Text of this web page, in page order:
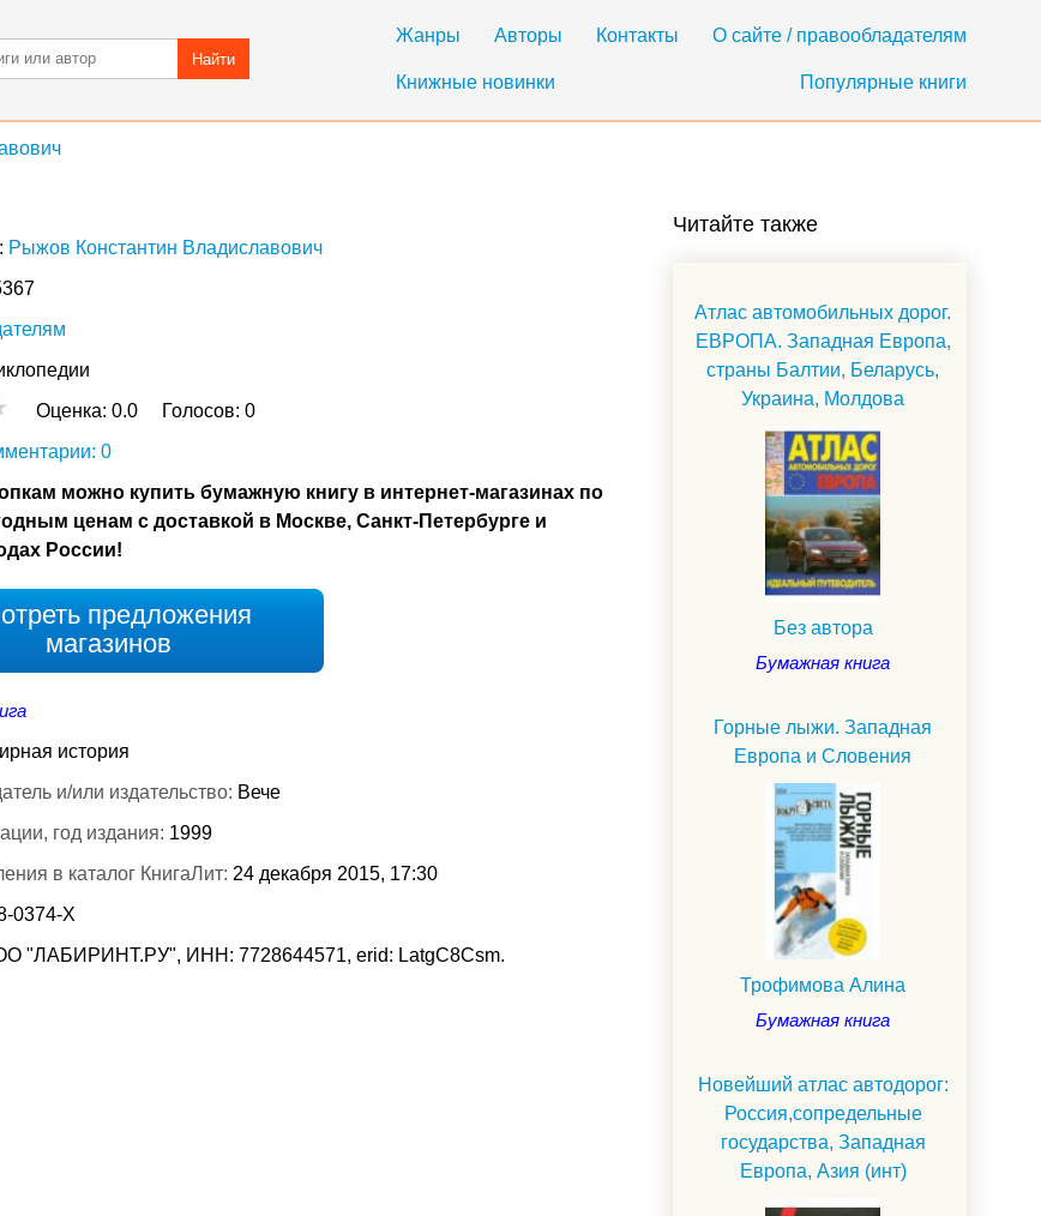
Жанры Авторы Контакты О сайте / правообладателям
Книжные новинки Популярные книги
Найти
Рыжов Константин Владиславович
Оценка: 0.0 Голосов: 0
0
можно купить бумажную книгу в интернет-магазинах по
ценам с доставкой в Москве, Санкт-Петербурге и
России!
предложения
магазинов
история
и/или издательство: Вече
год издания: 1999
в каталог КнигаЛит: 24 декабря 2015, 17:30
0374-Х
"ЛАБИРИНТ.РУ", ИНН: 7728644571, erid: LatgC8Csm.
Читайте также
Атлас автомобильных дорог.
ЕВРОПА. Западная Европа,
страны Балтии, Беларусь,
Украина, Молдова
Без автора
Бумажная книга
Горные лыжи. Западная
Европа и Словения
Трофимова Алина
Бумажная книга
Новейший атлас автодорог:
Россия,сопредельные
государства, Западная
Европа, Азия (инт)